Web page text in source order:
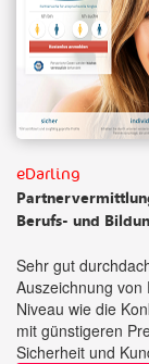
eDarling
Berufs- und
Sehr gut
Auszeichnung von
Niveau wie die
mit günstigeren
Sicherheit und